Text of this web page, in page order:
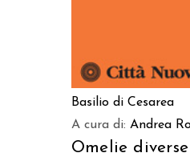
Basilio di Cesarea
A cura di: Andrea
Omelie diverse